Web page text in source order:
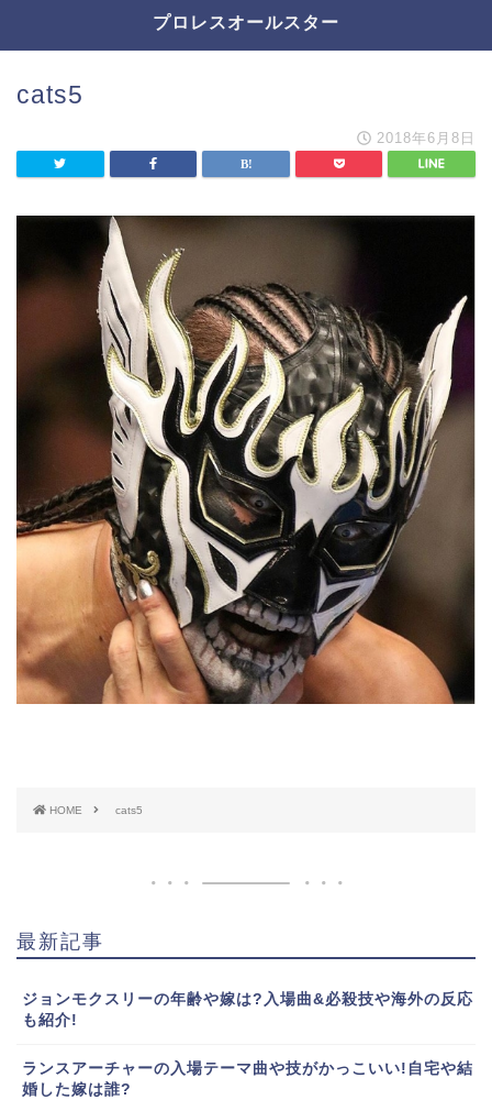
プロレスオールスター
cats5
2018年6月8日
HOME cats5
最新記事
ジョンモクスリーの年齢や嫁は?入場曲&必殺技や海外の反応
も紹介!
ランスアーチャーの入場テーマ曲や技がかっこいい!自宅や結
婚した嫁は誰?